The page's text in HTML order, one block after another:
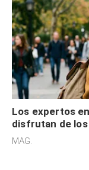
Los expertos
disfrutan de
sensibilidad a
MAG.